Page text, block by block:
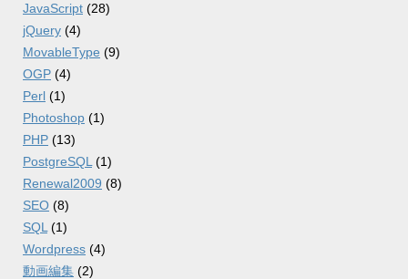
JavaScript (28)
jQuery (4)
MovableType (9)
OGP (4)
Perl (1)
Photoshop (1)
PHP (13)
PostgreSQL (1)
Renewal2009 (8)
SEO (8)
SQL (1)
Wordpress (4)
動画編集 (2)